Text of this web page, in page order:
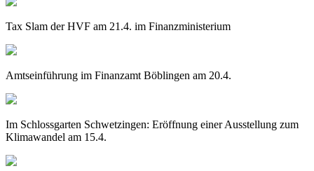
Tax Slam der HVF am 21.4. im Finanzministerium
Amtseinführung im Finanzamt Böblingen am 20.4.
Im Schlossgarten Schwetzingen: Eröffnung einer Ausstellung zum
Klimawandel am 15.4.